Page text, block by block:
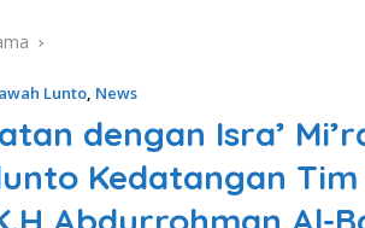
Lunto, News
dengan Isra’
Kedatangan